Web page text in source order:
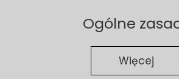
Ogólne
Więcej